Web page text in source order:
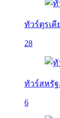
ทัวร์ตุรเคี
28
ทัวร์สหรั
6